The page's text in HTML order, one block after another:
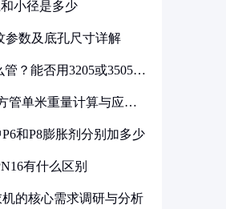
小径是多少
参数及底孔尺寸详解
管？能否用3205或3505代
管单米重量计算与应用
和P8膨胀剂分别加多少
有什么区别
的核心需求调研与分析